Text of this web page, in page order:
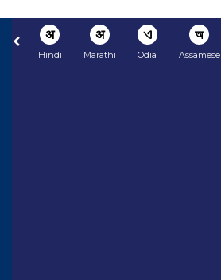
अ
Hindi
अ
Marathi
ଏ
Odia
অ
Assamese